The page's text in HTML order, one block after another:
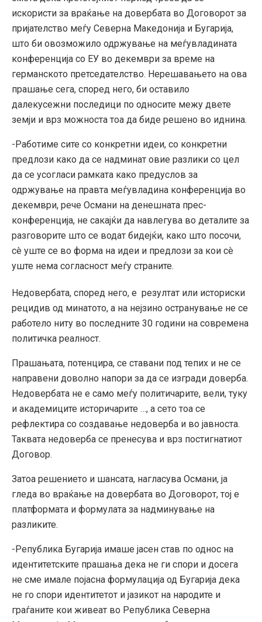
искористи за враќање на довербата во Договорот за
пријателство меѓу Северна Македонија и Бугарија,
што би овозможило одржување на меѓувладината
конференција со ЕУ во декември за време на
германското претседателство. Нерешавањето на ова
прашање сега, според него, би оставило
далекусежни последици по односите межу двете
земји и врз можноста тоа да биде решено во иднина.
-Работиме сите со конкретни идеи, со конкретни
предлози како да се надминат овие разлики со цел
да се усогласи рамката како предуслов за
одржување на правта меѓувладина конференција во
декември, рече Османи на денешната прес-
конференција, не сакајќи да навлегува во деталите за
разговорите што се водат бидејќи, како што посочи,
сè уште се во форма на идеи и предлози за кои сè
уште нема согласност меѓу страните.
Недовербата, според него, е резултат или историски
рецидив од минатото, а на нејзино остранување не се
работело ниту во последните 30 години на современа
политичка реалност.
Прашањата, потенцира, се ставани под тепих и не се
направени доволно напори за да се изгради доверба.
Недовербата не е само меѓу политичарите, вели, туку
и академиците историчарите …, а сето тоа се
рефлектира со создавање недоверба и во јавноста.
Таквата недоверба се пренесува и врз постигнатиот
Договор.
Затоа решението и шансата, нагласува Османи, ја
гледа во враќање на довербата во Договорот, тој е
платформата и формулата за надминување на
разликите.
-Република Бугарија имаше јасен став по однос на
идентитетските прашања дека не ги спори и досега
не сме имале појасна формулација од Бугарија дека
не го спори идентитетот и јазикот на народите и
граѓаните кои живеат во Република Северна